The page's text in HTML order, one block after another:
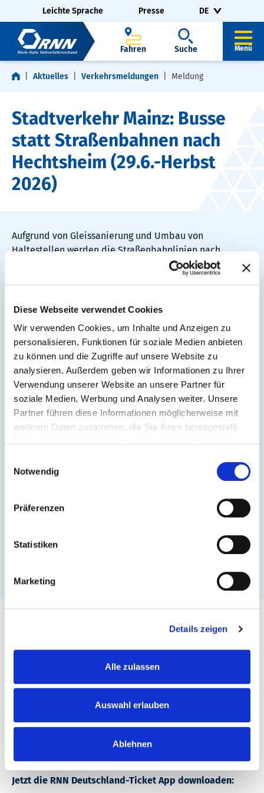
Diese Webseite verwendet Cookies
Wir verwenden Cookies, um Inhalte und Anzeigen zu
personalisieren, Funktionen für soziale Medien anbieten
zu können und die Zugriffe auf unsere Website zu
analysieren. Außerdem geben wir Informationen zu Ihrer
Verwendung unserer Website an unsere Partner für
soziale Medien, Werbung und Analysen weiter. Unsere
Partner führen diese Informationen möglicherweise mit
weiteren Daten zusammen, die Sie ihnen bereitgestellt
Notwendig
Präferenzen
Statistiken
Marketing
Details zeigen
Alle zulassen
Auswahl erlauben
Ablehnen
Navigation überspringen
Zur Fußzeile springen
Leichte Sprache Presse DE
Fahren Suche Menü
Aktuelles Verkehrsmeldungen Meldung
Stadtverkehr Mainz: Busse
statt Straßenbahnen nach
Hechtsheim (29.6.-Herbst
2026)
Aufgrund von Gleissanierung und Umbau von
Haltestellen werden die Straßenbahnlinien nach
Hechtsheim ab dem 29.06. bis voraussichtlich Herbst
Die Linien 50 und 53 werden zwischen Am Gautor und
Ersatzbusse der Linie 50 ab Hechtsheim Mühldreieck
als Linie 66 weiterfahren, während die Ersatzbusse
der Linie 53 nach Hechtsheim Bürgerhaus fahren.
Die Linie 52 fährt von Bretzenheim kommend weiter
nach Mainz Zollhafen und wird zwischen Mainz Hbf
und Hechtsheim durch Busse ersetzt. Zwischen Mainz
Hbf und Zollhafen ersetzt die Linie 52 die Linie 59,
Weitere Informationen findest Du auf der
Internetseite
Rhein-Nahe Nahverkehrsverbund GmbH (RNN)
55218 Ingelheim am Rhein
Postfach 1611
Jetzt die RNN Deutschland-Ticket App downloaden: